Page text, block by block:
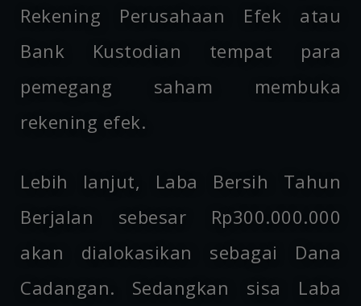
Rekening Perusahaan Efek atau
Bank Kustodian tempat para
pemegang saham membuka
rekening efek.
Lebih lanjut, Laba Bersih Tahun
Berjalan sebesar Rp300.000.000
akan dialokasikan sebagai Dana
Cadangan. Sedangkan sisa Laba